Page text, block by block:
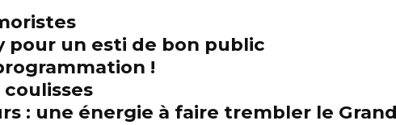
pour un esti de bon public
!
coulisses
: une énergie à faire trembler le